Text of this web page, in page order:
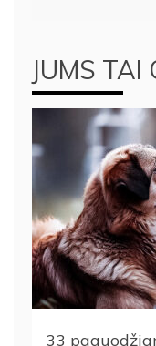
JUMS TAI
33